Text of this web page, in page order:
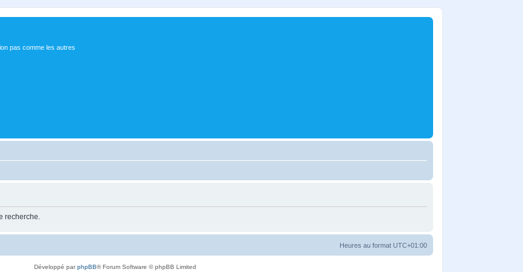
pas comme les autres
recherche.
Heures au format UTC+01:00
Développé parphpBB® Forum Software © phpBB Limited